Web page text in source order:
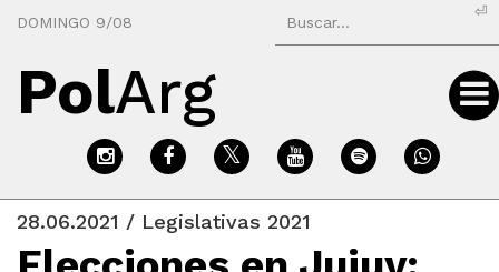
DOMINGO 9/08
⏎
PolArg
28.06.2021 / Legislativas 2021